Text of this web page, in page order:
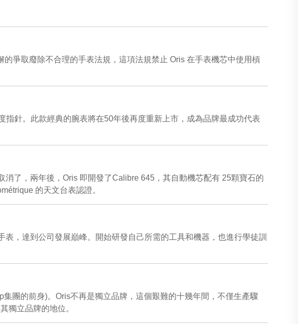
爭取廢除不合理的手表法規，這項法規禁止 Oris 在手表機芯中使用槓
針。此款經典的腕表將在50年後再度重新上市，成為品牌最成功代表
了，兩年後，Oris 即開發了Calibre 645，其自動機芯配有 25顆寶石的
的天文台表認證。
，達到公司發展巔峰。開始研發自己所需的工具和機器，也進行學徒訓
團的前身)。Oris不再是獨立品牌，這個艱難的十幾年間，不僅生產驟
獨立品牌的地位。